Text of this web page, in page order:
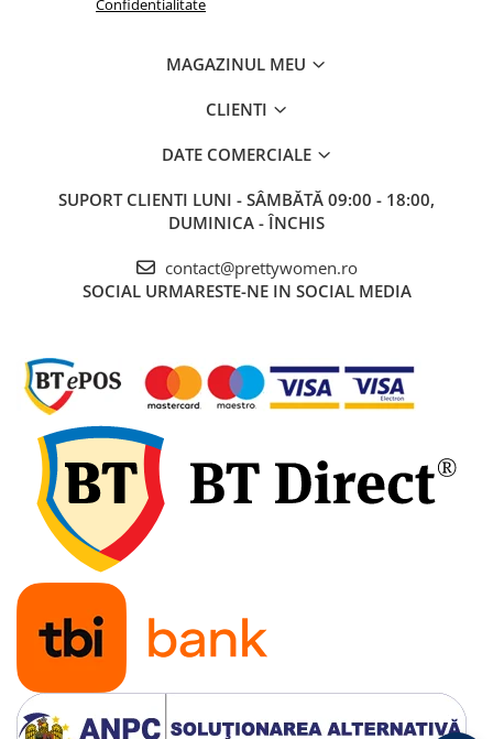
MAGAZINUL MEU
CLIENTI
DATE COMERCIALE
SUPORT CLIENTI LUNI - SÂMBĂTĂ 09:00 - 18:00,
DUMINICA - ÎNCHIS
contact@prettywomen.ro
SOCIAL URMARESTE-NE IN SOCIAL MEDIA